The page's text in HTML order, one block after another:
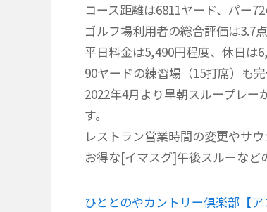
コース距離は6811ヤード、パー72
ゴルフ場利用者の総合評価は3.7
平日料金は5,490円程度、休日は
90ヤードの練習場（15打席）も完
2022年4月より早朝スループレ
す。
レストラン営業時間の変更やサ
お得な[イマスグ]午後スルーなど
ひととのやカントリー倶楽部【